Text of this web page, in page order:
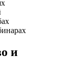
и